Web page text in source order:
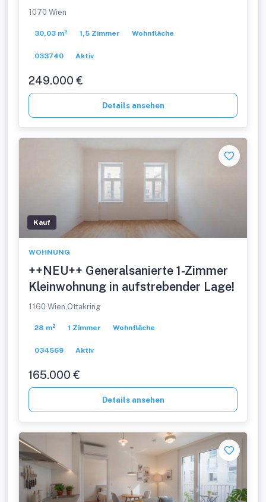
Altbauwohnung in toller Lage!
1070 Wien
30,03 m² 1,5 Zimmer Wohnfläche
033740 Aktiv
249.000 €
Details ansehen
Kauf
WOHNUNG
++NEU++ Generalsanierte 1-Zimmer
Kleinwohnung in aufstrebender Lage!
1160 Wien,Ottakring
28 m² 1 Zimmer Wohnfläche
034569 Aktiv
165.000 €
Details ansehen